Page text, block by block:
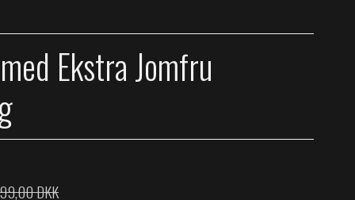
Ekstra Jomfru
DKK